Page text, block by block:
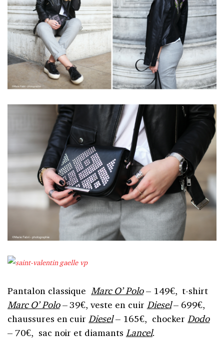
Pantalon classiqueMarc O’ Polo– 149€, t-shirt
Marc O’ Polo– 39€, veste en cuir Diesel– 699€,
chaussures en cuirDiesel– 165€, chockerDodo
– 70€, sac noir et diamants Lancel.